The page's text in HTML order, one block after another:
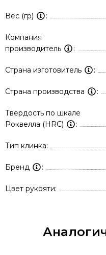
Вес (гр)
Компания
производитель
Страна изготовитель
Страна производства
Твердость по шкале
Роквелла (HRC)
Тип клинка
Бренд
Цвет рукояти